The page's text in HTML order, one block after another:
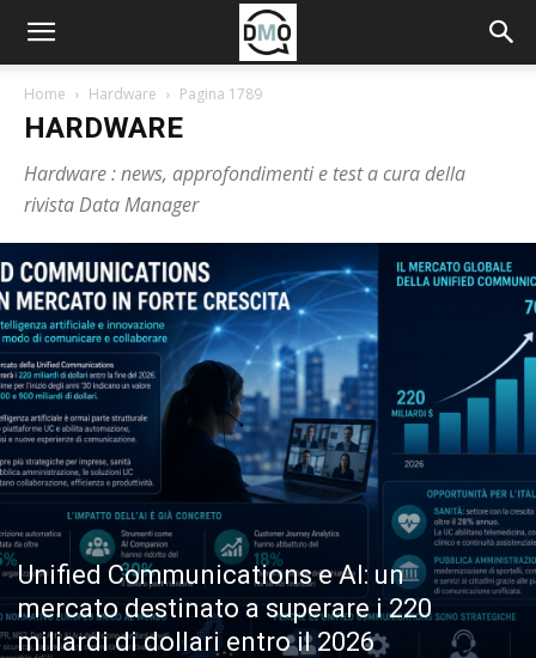
Home Hardware Pagina 1789
HARDWARE
Hardware : news, approfondimenti e test a cura della
rivista Data Manager
Unified Communications e AI: un
mercato destinato a superare i 220
miliardi di dollari entro il 2026